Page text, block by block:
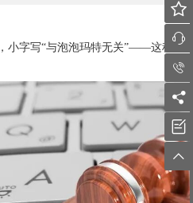
字写“与泡泡玛特无关”——这种“大





